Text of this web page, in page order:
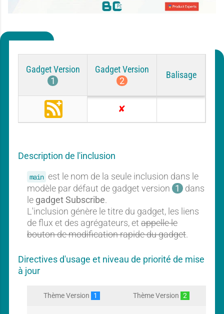
Gadget Version
1
Gadget Version
2
Balisage
u
c
r
b
e
g
a
g
e
t
Description de l'inclusion
main est le nom de la seule inclusion dans le
modèle par défaut de gadget version 1 dans
le gadget Subscribe.
L'inclusion génère le titre du gadget, les liens
de flux et des agrégateurs, et appelle le
bouton de modification rapide du gadget.
Directives d'usage et niveau de priorité de mise
à jour
Thème Version 1 Thème Version 2